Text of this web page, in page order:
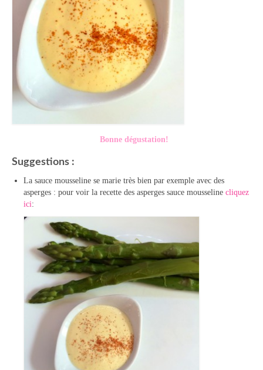
Bonne dégustation!
Suggestions :
La sauce mousseline se marie très bien par exemple avec des
asperges : pour voir la recette des asperges sauce mousseline cliquez
ici: